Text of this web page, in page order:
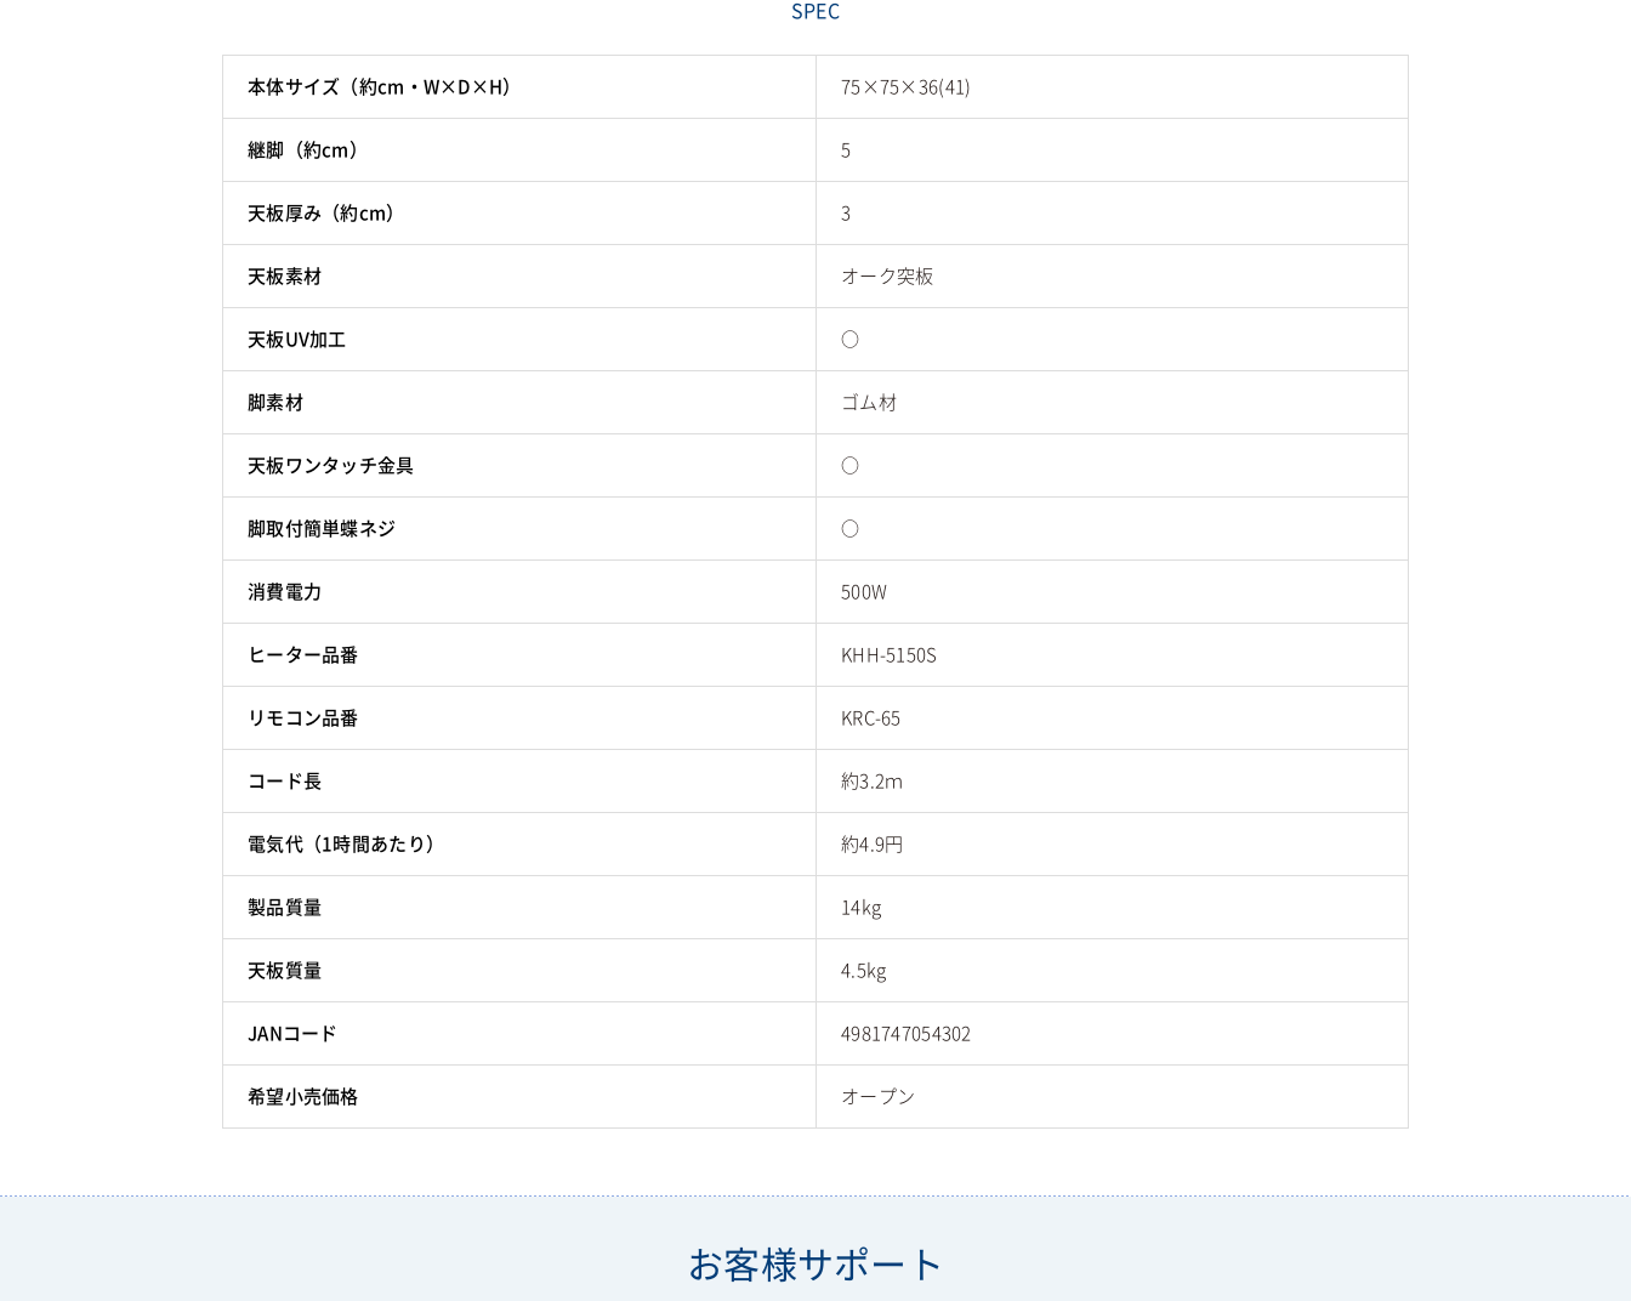
SPEC
本体サイズ（約cm・W×D×H） 75×75×36(41)
継脚（約cm） 5
天板厚み（約cm） 3
天板素材 オーク突板
天板UV加工 ○
脚素材 ゴム材
天板ワンタッチ金具 ○
脚取付簡単蝶ネジ ○
消費電力 500W
ヒーター品番 KHH-5150S
リモコン品番 KRC-65
コード長 約3.2ｍ
電気代（1時間あたり） 約4.9円
製品質量 14kg
天板質量 4.5kg
JANコード 4981747054302
希望小売価格 オープン
お客様サポート